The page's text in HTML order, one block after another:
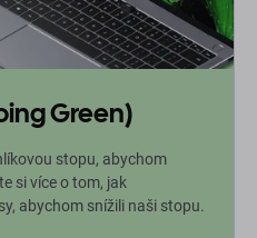
Green)
stopu, abychom
si více o tom, jak
abychom snížili naši stopu.